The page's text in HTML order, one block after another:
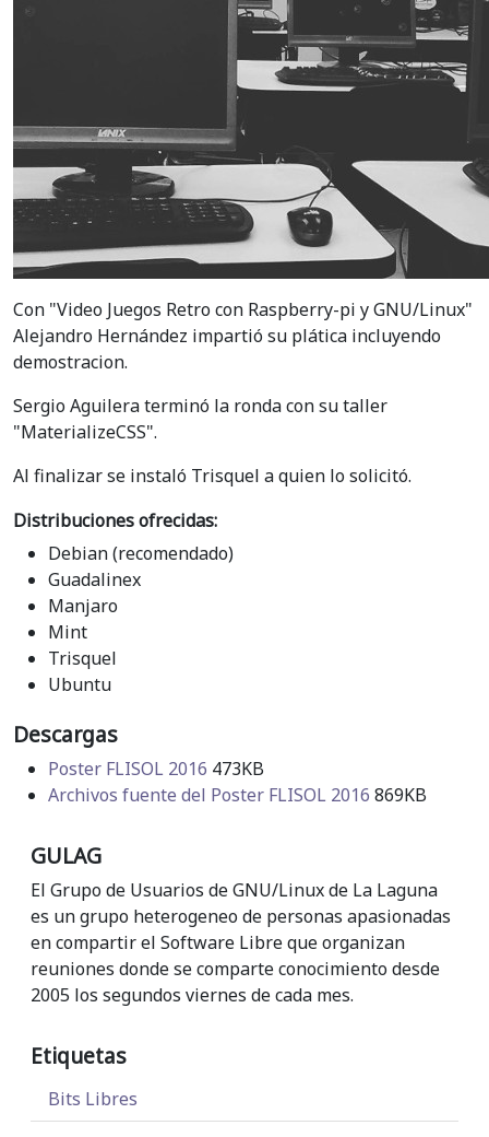
Con "Video Juegos Retro con Raspberry-pi y GNU/Linux"
Alejandro Hernández impartió su plática incluyendo
demostracion.
Sergio Aguilera terminó la ronda con su taller
"MaterializeCSS".
Al finalizar se instaló Trisquel a quien lo solicitó.
Distribuciones ofrecidas:
Debian (recomendado)
Guadalinex
Manjaro
Mint
Trisquel
Ubuntu
Descargas
Poster FLISOL 2016 473KB
Archivos fuente del Poster FLISOL 2016 869KB
GULAG
El Grupo de Usuarios de GNU/Linux de La Laguna
es un grupo heterogeneo de personas apasionadas
en compartir el Software Libre que organizan
reuniones donde se comparte conocimiento desde
2005 los segundos viernes de cada mes.
Etiquetas
Bits Libres